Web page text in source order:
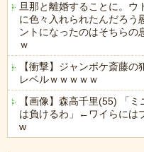
旦那と離婚することに。ウ
に色々入れられたんだろう
ントになったのはそちらの
ｗ
【衝撃】ジャンポケ斎藤
レベルｗｗｗｗｗ
【画像】森高千里(55) 「
は負けるわ」←ワイらには
w